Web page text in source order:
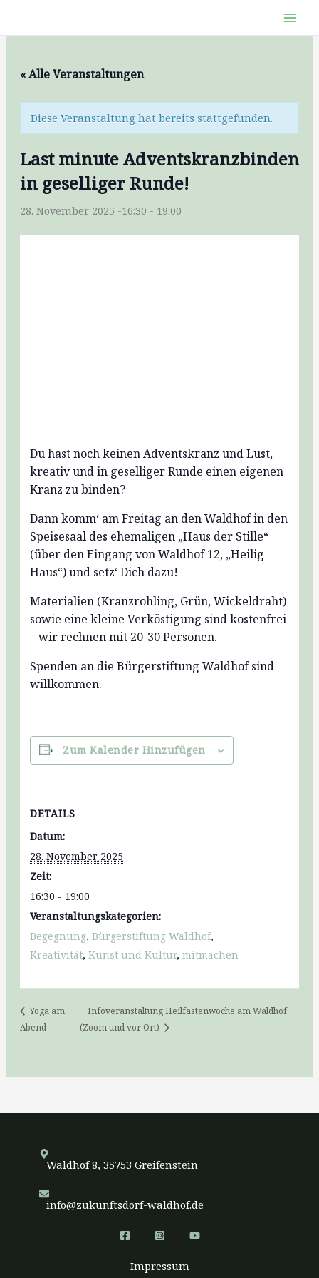
« Alle Veranstaltungen
Diese Veranstaltung hat bereits stattgefunden.
Last minute Adventskranzbinden
in geselliger Runde!
28. November 2025 -16:30 - 19:00
Du hast noch keinen Adventskranz und Lust,
kreativ und in geselliger Runde einen eigenen
Kranz zu binden?
Dann komm‘ am Freitag an den Waldhof in den
Speisesaal des ehemaligen „Haus der Stille“
(über den Eingang von Waldhof 12, „Heilig
Haus“) und setz‘ Dich dazu!
Materialien (Kranzrohling, Grün, Wickeldraht)
sowie eine kleine Verköstigung sind kostenfrei
– wir rechnen mit 20-30 Personen.
Spenden an die Bürgerstiftung Waldhof sind
willkommen.
Zum Kalender Hinzufügen
DETAILS
Datum:
28. November 2025
Zeit:
16:30 - 19:00
Veranstaltungskategorien:
Begegnung,Bürgerstiftung Waldhof,
Kreativität,Kunst und Kultur,mitmachen
Yoga am
Abend
Infoveranstaltung Heilfastenwoche am Waldhof
(Zoom und vor Ort)
Waldhof 8, 35753 Greifenstein
info@zukunftsdorf-waldhof.de
Impressum